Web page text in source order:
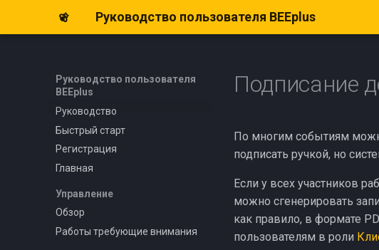
Руководство пользователя BEEplus
Руководство пользователя
BEEplus
Руководство
Быстрый старт
Регистрация
Главная
Управление
Обзор
Работы требующие внимания
Подписание
По многим событиям
подписать ручкой, но
Если у всех участников
можно сгенерировать
как правило, в формате
пользователям в роли